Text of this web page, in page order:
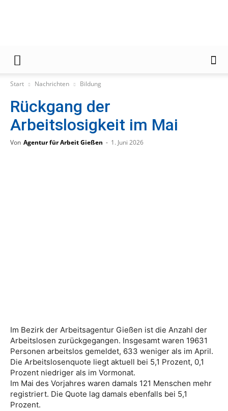
Zeitung
Start Nachrichten Bildung
Rückgang der
Arbeitslosigkeit im Mai
Von Agentur für Arbeit Gießen - 1. Juni 2026
Im Bezirk der Arbeitsagentur Gießen ist die Anzahl der
Arbeitslosen zurückgegangen. Insgesamt waren 19631
Personen arbeitslos gemeldet, 633 weniger als im April.
Die Arbeitslosenquote liegt aktuell bei 5,1 Prozent, 0,1
Prozent niedriger als im Vormonat.
Im Mai des Vorjahres waren damals 121 Menschen mehr
registriert. Die Quote lag damals ebenfalls bei 5,1
Prozent.